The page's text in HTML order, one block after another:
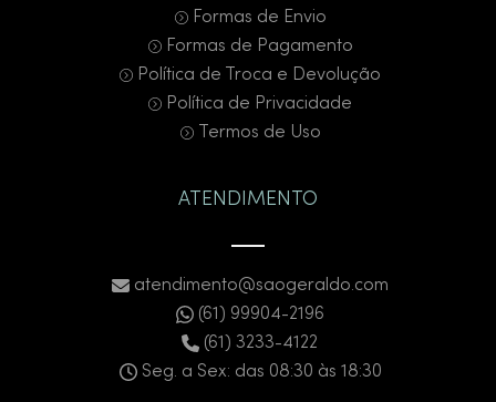
Formas de Envio
Formas de Pagamento
Política de Troca e Devolução
Política de Privacidade
Termos de Uso
ATENDIMENTO
atendimento@saogeraldo.com
(61) 99904-2196
(61) 3233-4122
Seg. a Sex: das 08:30 às 18:30